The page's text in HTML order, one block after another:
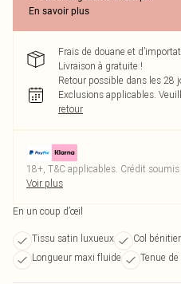
En savoir plus
Frais de douane et
Livraison à gratuite !
Retour possible dans les 28
Exclusions applicables.
retour
18+, T&C applicables. Crédit
Voir plus
En un coup d’œil
Tissu satin luxueux
Col
Longueur maxi fluide
Tenue